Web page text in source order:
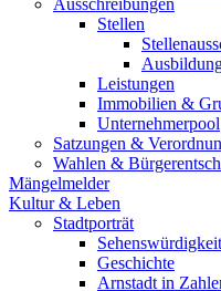
Ausschreibungen
Stellen
Leistungen
Immobilien &
Unternehmerpool
Satzungen &
Wahlen &
Mängelmelder
Kultur & Leben
Stadtporträt
Geschichte
Arnstadt in